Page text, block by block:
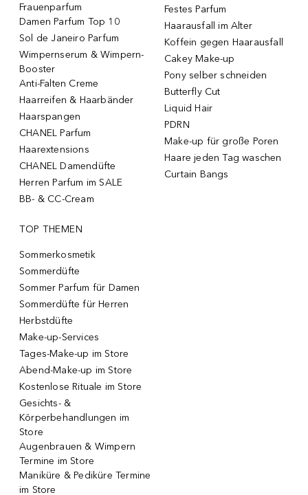
Frauenparfum
Damen Parfum Top 10
Sol de Janeiro Parfum
Wimpernserum & Wimpern-
Booster
Anti-Falten Creme
Haarreifen & Haarbänder
Haarspangen
CHANEL Parfum
Haarextensions
CHANEL Damendüfte
Herren Parfum im SALE
BB- & CC-Cream
Festes Parfum
Haarausfall im Alter
Koffein gegen Haarausfall
Cakey Make-up
Pony selber schneiden
Butterfly Cut
Liquid Hair
PDRN
Make-up für große Poren
Haare jeden Tag waschen
Curtain Bangs
TOP THEMEN
Sommerkosmetik
Sommerdüfte
Sommer Parfum für Damen
Sommerdüfte für Herren
Herbstdüfte
Make-up-Services
Tages-Make-up im Store
Abend-Make-up im Store
Kostenlose Rituale im Store
Gesichts- &
Körperbehandlungen im
Store
Augenbrauen & Wimpern
Termine im Store
Maniküre & Pediküre Termine
im Store